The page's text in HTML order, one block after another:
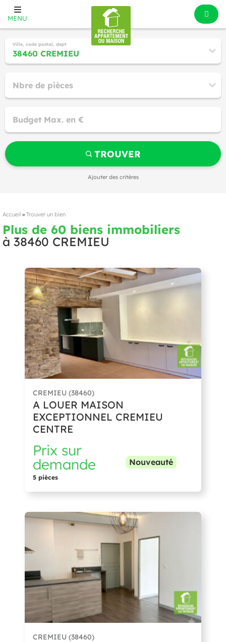
MENU
Ville, code postal, dept
Nbre de pièces
Budget Max. en €
TROUVER
Ajouter des critères
Accueil » Trouver un bien
Plus de 60 biens immobiliers
à 38460 CREMIEU
CREMIEU (38460)
A LOUER MAISON
EXCEPTIONNEL CREMIEU
CENTRE
Prix sur
demande
5 pièces
Nouveauté
CREMIEU (38460)